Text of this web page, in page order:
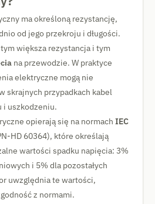
ma określoną rezystancję,
od jego przekroju i długości.
większa rezystancja i tym
na przewodzie. W praktyce
elektryczne mogą nie
skrajnych przypadkach kabel
i uszkodzeniu.
opierają się na normach IEC
HD 60364), które określają
wartości spadku napięcia: 3%
i 5% dla pozostałych
uwzględnia te wartości,
z normami.